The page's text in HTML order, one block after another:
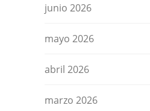
junio 2026
mayo 2026
abril 2026
marzo 2026